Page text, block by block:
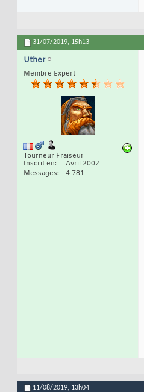
31/07/2019, 15h13
Uther
Membre Expert
Tourneur Fraiseur
Inscrit en
Avril 2002
Messages
4 781
11/08/2019, 13h04